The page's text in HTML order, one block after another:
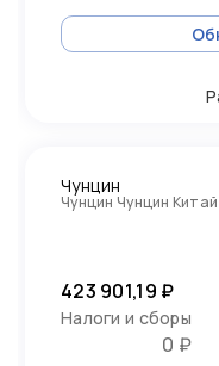
Чунцин
Чунцин Чунцин Китай
423 901,19 ₽
Налоги и сборы
0 ₽